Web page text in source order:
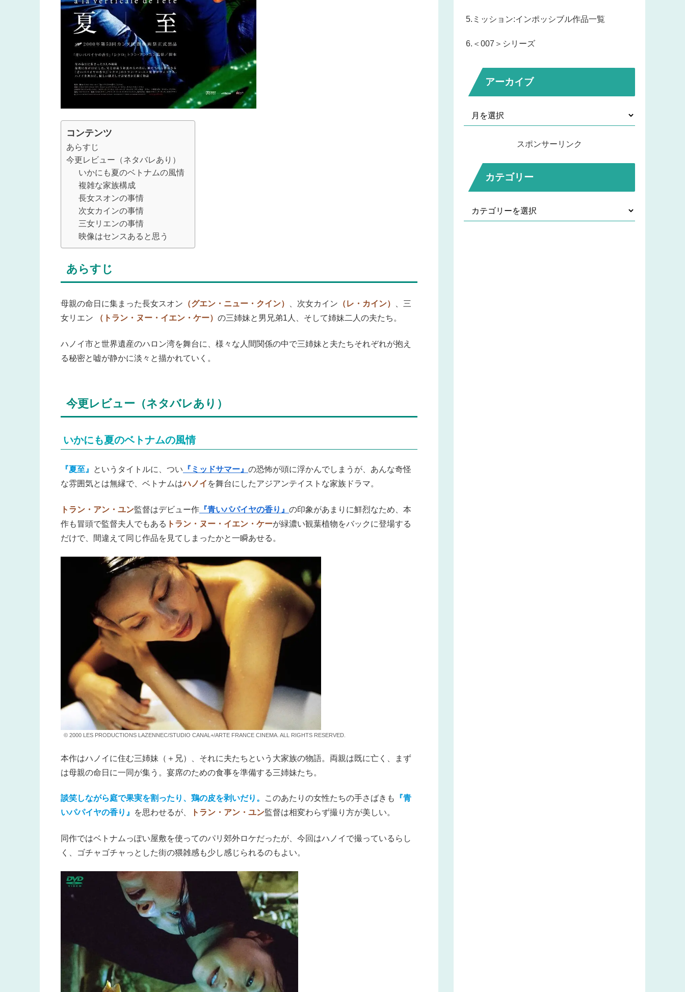
コンテンツ
あらすじ
今更レビュー（ネタバレあり）
いかにも夏のベトナムの風情
複雑な家族構成
長女スオンの事情
次女カインの事情
三女リエンの事情
映像はセンスあると思う
あらすじ
母親の命日に集まった長女スオン （グエン・ニュー・クイン） 、次女カイン （レ・カイン）
、三
女リエン
（トラン・ヌー・イエン・ケー） の三姉妹と男兄弟1人、そして姉妹二人の夫たち。
ハノイ市と世界遺産のハロン湾を舞台に、様々な人間関係の中で三姉妹と夫たちそれぞれが抱え
る秘密と嘘が静かに淡々と描かれていく。
今更レビュー（ネタバレあり）
いかにも夏のベトナムの風情
『夏至』 というタイトルに、つい 『ミッドサマー』 の恐怖が頭に浮かんでしまうが、あんな奇怪
な雰囲気とは無縁で、ベトナムはハノイ を舞台にしたアジアンテイストな家族ドラマ。
トラン・アン・ユン監督はデビュー作 『青いパパイヤの香り』 の印象があまりに鮮烈なため、本
作も冒頭で監督夫人でもある トラン・ヌー・イエン・ケーが緑濃い観葉植物をバックに登場する
だけで、間違えて同じ作品を見てしまったかと一瞬あせる。
© 2000 LES PRODUCTIONS LAZENNEC/STUDIO CANAL+/ARTE FRANCE CINEMA. ALL RIGHTS RESERVED.
本作はハノイに住む三姉妹（＋兄）、それに夫たちという大家族の物語。両親は既に亡く、まず
は母親の命日に一同が集う。宴席のための食事を準備する三姉妹たち。
談笑しながら庭で果実を割ったり、鶏の皮を剥いだり。 このあたりの女性たちの手さばきも
『青
いパパイヤの香り』
を思わせるが、 トラン・アン・ユン監督は相変わらず撮り方が美しい。
同作ではベトナムっぽい屋敷を使ってのパリ郊外ロケだったが、今回はハノイで撮っているらし
く、ゴチャゴチャっとした街の猥雑感も少し感じられるのもよい。
5.ミッション:インポッシブル作品一覧
6.＜007＞シリーズ
アーカイブ
スポンサーリンク
カテゴリー